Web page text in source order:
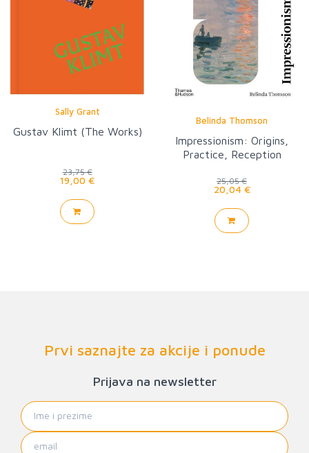
Sally Grant
Gustav Klimt (The Works)
23,75 €
19,00 €
Belinda Thomson
Impressionism: Origins,
Practice, Reception
25,05 €
20,04 €
Prvi saznajte za akcije i ponude
Prijava na newsletter